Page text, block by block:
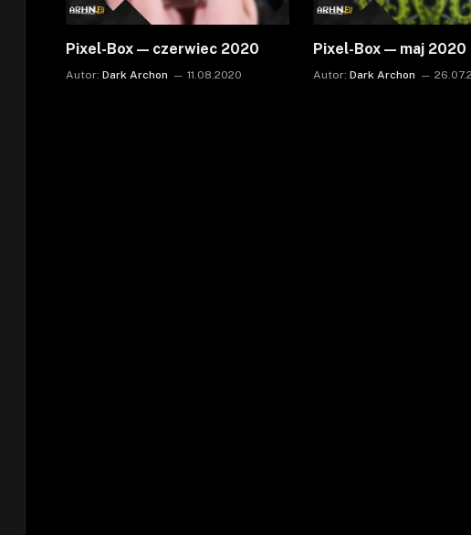
Pixel-Box — czerwiec 2020
Autor: Dark Archon 11.08.2020
Pixel-Box — maj 2020
Autor: Dark Archon